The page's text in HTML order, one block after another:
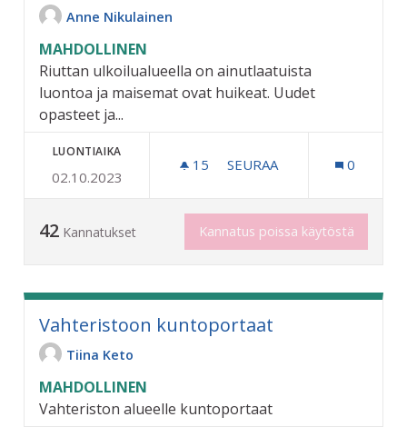
Anne Nikulainen
MAHDOLLINEN
Riuttan ulkoilualueella on ainutlaatuista
luontoa ja maisemat ovat huikeat. Uudet
opasteet ja...
LUONTIAIKA
02.10.2023
15 15 SEURAAJAA
SEURAA 0
42 Kannatukset Kannatus poissa käytöstä
Vahteristoon kuntoportaat
Tiina Keto
MAHDOLLINEN
Vahteriston alueelle kuntoportaat